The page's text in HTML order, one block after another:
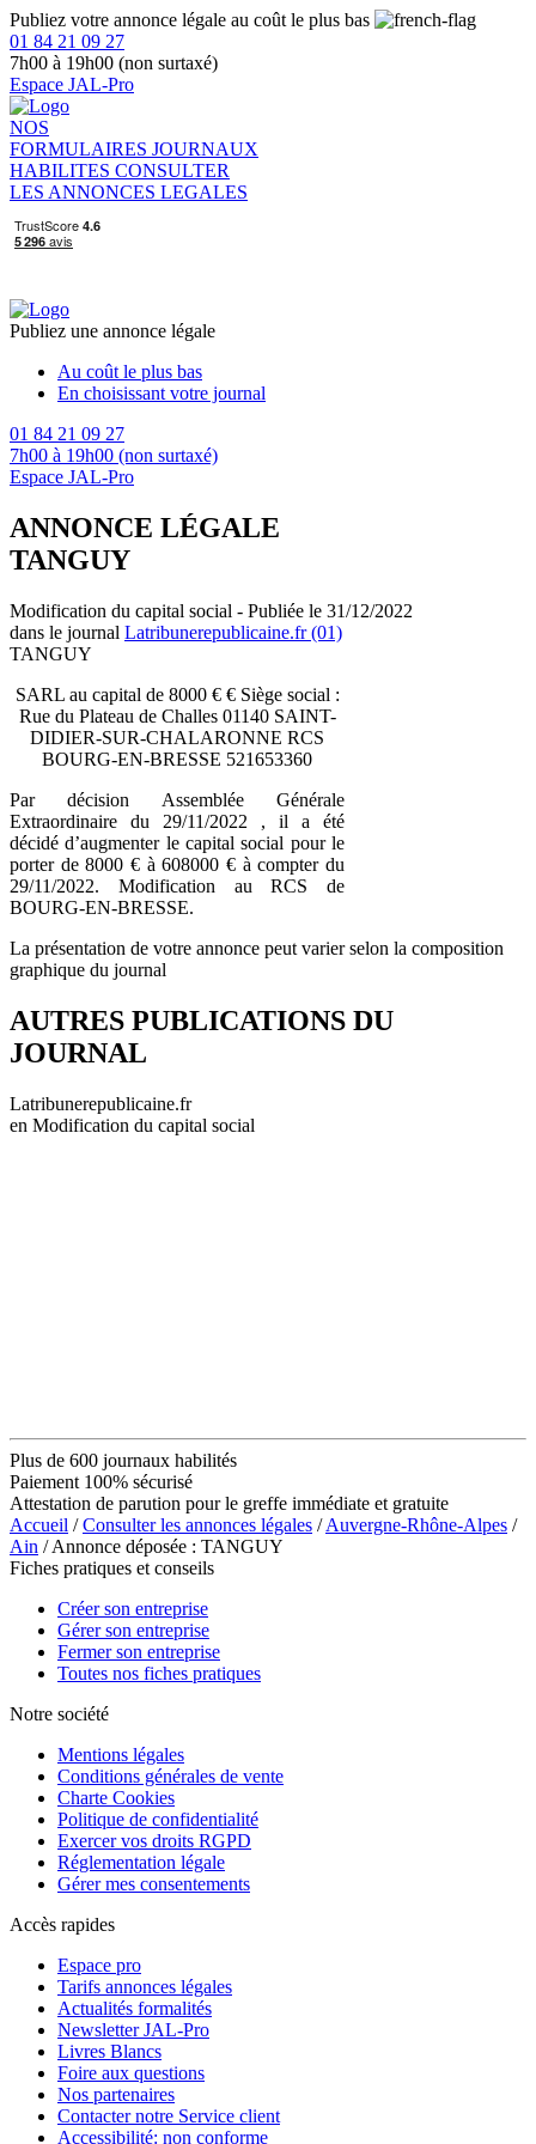
Publiez votre annonce légale au coût le plus bas
01 84 21 09 27
7h00 à 19h00 (non surtaxé)
Espace JAL-Pro
NOS
FORMULAIRES JOURNAUX
HABILITES CONSULTER
LES ANNONCES LEGALES
Publiez une annonce légale
Au coût le plus bas
En choisissant votre journal
01 84 21 09 27
7h00 à 19h00 (non surtaxé)
Espace JAL-Pro
ANNONCE LÉGALE
TANGUY
Modification du capital social - Publiée le 31/12/2022
dans le journal Latribunerepublicaine.fr (01)
TANGUY
SARL au capital de 8000 € € Siège social :
Rue du Plateau de Challes 01140 SAINT-
DIDIER-SUR-CHALARONNE RCS
BOURG-EN-BRESSE 521653360
Par décision Assemblée Générale
Extraordinaire du 29/11/2022 , il a été
décidé d’augmenter le capital social pour le
porter de 8000 € à 608000 € à compter du
29/11/2022. Modification au RCS de
BOURG-EN-BRESSE.
La présentation de votre annonce peut varier selon la composition
graphique du journal
AUTRES PUBLICATIONS DU
JOURNAL
Latribunerepublicaine.fr
en Modification du capital social
Plus de 600 journaux habilités
Paiement 100% sécurisé
Attestation de parution pour le greffe immédiate et gratuite
Accueil /Consulter les annonces légales /Auvergne-Rhône-Alpes /
Ain / Annonce déposée : TANGUY
Fiches pratiques et conseils
Créer son entreprise
Gérer son entreprise
Fermer son entreprise
Toutes nos fiches pratiques
Notre société
Mentions légales
Conditions générales de vente
Charte Cookies
Politique de confidentialité
Exercer vos droits RGPD
Réglementation légale
Gérer mes consentements
Accès rapides
Espace pro
Tarifs annonces légales
Actualités formalités
Newsletter JAL-Pro
Livres Blancs
Foire aux questions
Nos partenaires
Contacter notre Service client
Accessibilité: non conforme